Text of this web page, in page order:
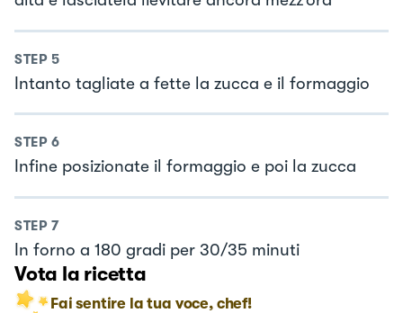
STEP 5
Intanto tagliate a fette la zucca e il formaggio
STEP 6
Infine posizionate il formaggio e poi la zucca
STEP 7
In forno a 180 gradi per 30/35 minuti
Vota la ricetta
Fai sentire la tua voce, chef!